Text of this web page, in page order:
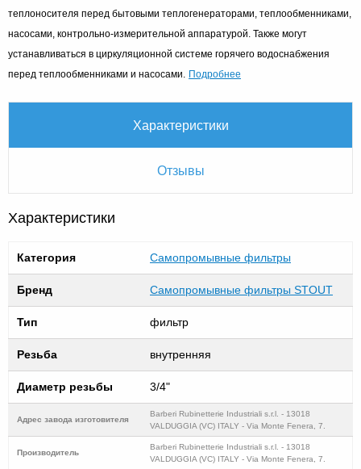
теплоносителя перед бытовыми теплогенераторами, теплообменниками,
насосами, контрольно-измерительной аппаратурой. Также могут
устанавливаться в циркуляционной системе горячего водоснабжения
перед теплообменниками и насосами.
Подробнее
Характеристики
Отзывы
Характеристики
Категория Самопромывные фильтры
Бренд Самопромывные фильтры STOUT
Тип фильтр
Резьба внутренняя
Диаметр резьбы 3/4"
Адрес завода изготовителя
Barberi Rubinetterie Industriali s.r.l. - 13018
VALDUGGIA (VC) ITALY - Via Monte Fenera, 7.
Производитель
Barberi Rubinetterie Industriali s.r.l. - 13018
VALDUGGIA (VC) ITALY - Via Monte Fenera, 7.